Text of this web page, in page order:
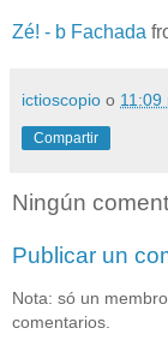
Zé! - b Fachada
ictioscopio o 11:09
Compartir
Ningún
Publicar un
Nota: só un
comentarios.